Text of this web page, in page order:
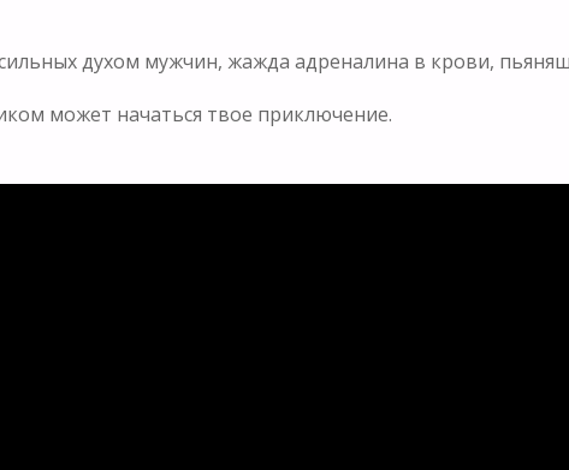
духом мужчин, жажда адреналина в крови,
может начаться твое приключение.